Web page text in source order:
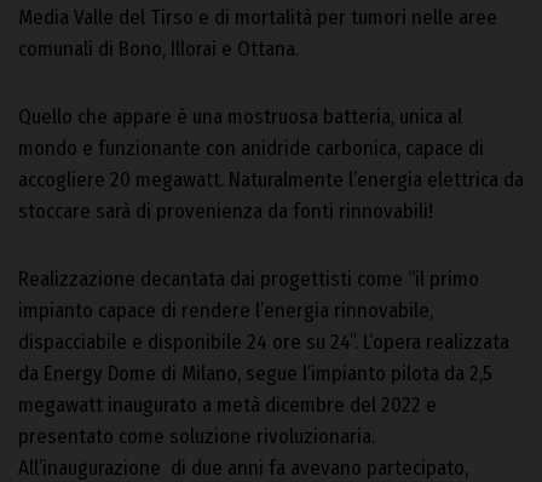
Media Valle del Tirso e di mortalità per tumori nelle aree
comunali di Bono, Illorai e Ottana.
Quello che appare è una mostruosa batteria, unica al
mondo e funzionante con anidride carbonica, capace di
accogliere 20 megawatt. Naturalmente l’energia elettrica da
stoccare sarà di provenienza da fonti rinnovabili!
Realizzazione decantata dai progettisti come “il primo
impianto capace di rendere l’energia rinnovabile,
dispacciabile e disponibile 24 ore su 24”. L’opera realizzata
da Energy Dome di Milano, segue l’impianto pilota da 2,5
megawatt inaugurato a metà dicembre del 2022 e
presentato come soluzione rivoluzionaria.
All’inaugurazione di due anni fa avevano partecipato,